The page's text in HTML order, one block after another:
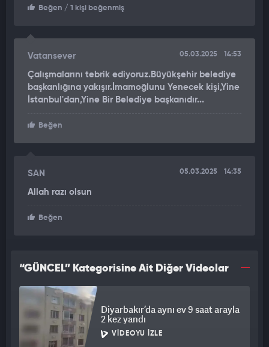
Beğen / 1 kişi beğenmiş
Vatansever 05.03.2025 14:53
Çalışmalarını tebrik ediyoruz.Büyükşehir belediye
başkanlığına yakışır.İmamoğlunu Yenecek kişi,Yine
İstanbul'dan,Yine Bir Belediye başkanıdır...
Beğen
SAN 05.03.2025 14:35
Allah razı olsun
Beğen
“GÜNCEL” Kategorisine Ait Diğer Videolar
Diyarbakır’da aynı ev 9 saat arayla
2 kez yandı
VIDEOYU İZLE